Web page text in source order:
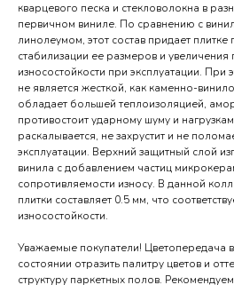
кварцевого песка и стекловолокна в
первичном виниле. По сравнению с
линолеумом, этот состав придает
стабилизации ее размеров и увеличения
износостойкости при эксплуатации. При
не является жесткой, как каменно-
обладает большей теплоизоляцией,
противостоит ударному шуму и
раскалывается, не захрустит и не
эксплуатации. Верхний защитный слой
винила с добавлением частиц
сопротивляемости износу. В данной
плитки составляет 0.5 мм, что
износостойкости.
Уважаемые покупатели! Цветопередача
состоянии отразить палитру цветов и
структуру паркетных полов.